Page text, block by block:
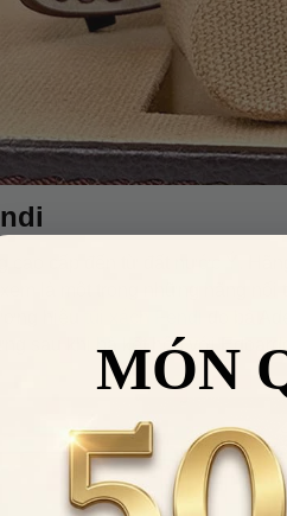
cao cấp đến từ đất nước Ý.
là một trong những hãng nổi
hiệu
sau khi bà kết hôn với
MÓN